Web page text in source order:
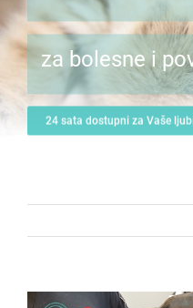
za bolesne i
24 sata dostupni za Vaše